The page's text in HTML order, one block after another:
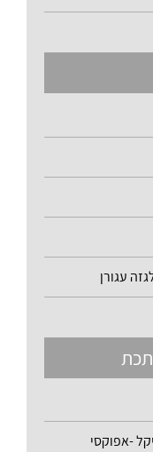
עגורן
-אפוקסי